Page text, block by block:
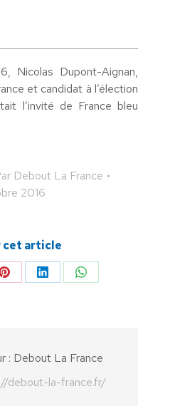
Nicolas Dupont-Aignan,
et candidat à l’élection
l’invité de France bleu
Debout La France
2016
cet article
PartagerPartagerPartager
: Debout La France
debout-la-france.fr/